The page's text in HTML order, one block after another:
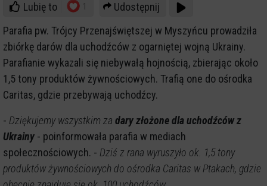
Lubię to 1
Udostępnij
Parafia pw. Trójcy Przenajświętszej w Myszyńcu prowadziła
zbiórkę darów dla uchodźców z ogarniętej wojną Ukrainy.
Parafianie wykazali się niebywałą hojnością, zbierając około
1,5 tony produktów żywnościowych. Trafią one do ośrodka
Caritas, gdzie przebywają uchodźcy.
- Dziękujemy wszystkim za dary złożone dla uchodźców z
Ukrainy - poinformowała parafia w mediach
społecznościowych. - Dziś z rana wyruszyło ok. 1,5 tony
produktów żywnościowych do ośrodka Caritas w Ptakach, gdzie